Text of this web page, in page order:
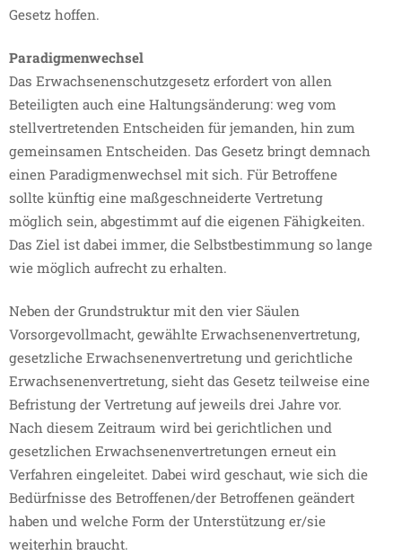
Gesetz hoffen.
Paradigmenwechsel
Das Erwachsenenschutzgesetz erfordert von allen
Beteiligten auch eine Haltungsänderung: weg vom
stellvertretenden Entscheiden für jemanden, hin zum
gemeinsamen Entscheiden. Das Gesetz bringt demnach
einen Paradigmenwechsel mit sich. Für Betroffene
sollte künftig eine maßgeschneiderte Vertretung
möglich sein, abgestimmt auf die eigenen Fähigkeiten.
Das Ziel ist dabei immer, die Selbstbestimmung so lange
wie möglich aufrecht zu erhalten.
Neben der Grundstruktur mit den vier Säulen
Vorsorgevollmacht, gewählte Erwachsenenvertretung,
gesetzliche Erwachsenenvertretung und gerichtliche
Erwachsenenvertretung, sieht das Gesetz teilweise eine
Befristung der Vertretung auf jeweils drei Jahre vor.
Nach diesem Zeitraum wird bei gerichtlichen und
gesetzlichen Erwachsenenvertretungen erneut ein
Verfahren eingeleitet. Dabei wird geschaut, wie sich die
Bedürfnisse des Betroffenen/der Betroffenen geändert
haben und welche Form der Unterstützung er/sie
weiterhin braucht.